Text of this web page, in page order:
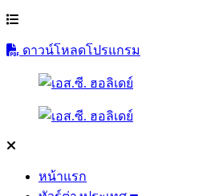
ดาวน์โหลดโปรแกรม
หน้าแรก